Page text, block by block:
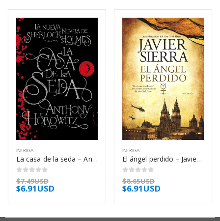
INTRIGA
La casa de la seda – Anthony Horowitz
0out of 5
$7.49USD
$6.91USD
INTRIGA
El ángel perdido – Javier Sierra
0out of 5
$8.65USD
$6.91USD